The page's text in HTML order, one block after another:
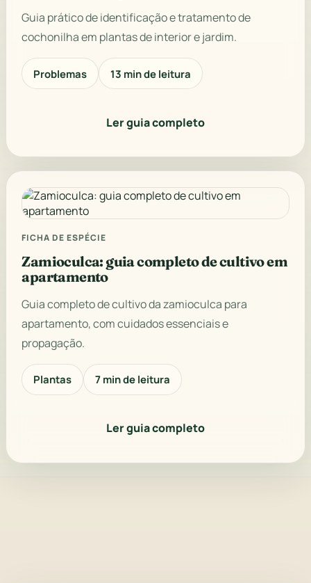
Guia prático de identificação e tratamento de
cochonilha em plantas de interior e jardim.
Problemas 13 min de leitura
Ler guia completo
FICHA DE ESPÉCIE
Zamioculca: guia completo de cultivo em
apartamento
Guia completo de cultivo da zamioculca para
apartamento, com cuidados essenciais e
propagação.
Plantas 7 min de leitura
Ler guia completo